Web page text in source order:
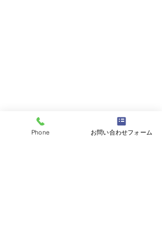
Phone お問い合わせフォーム